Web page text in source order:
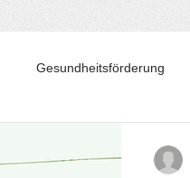
Gesundheitsförderung